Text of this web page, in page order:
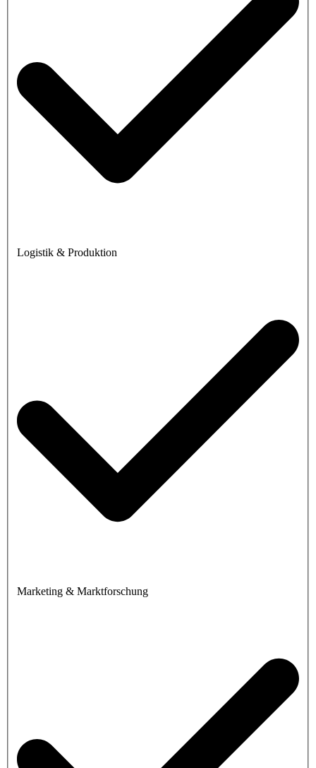
Logistik & Produktion
Marketing & Marktforschung